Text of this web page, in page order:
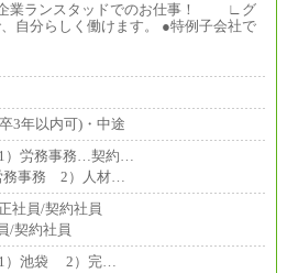
企業ランスタッドでのお仕事！ ∟グ
自分らしく働けます。 ●特例子会社で
3年以内可)・中途
1）労務事務…契約…
務事務 2）人材…
社員/契約社員
/契約社員
1）池袋 2）完…